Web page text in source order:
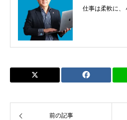
仕事は柔軟に、
前の記事